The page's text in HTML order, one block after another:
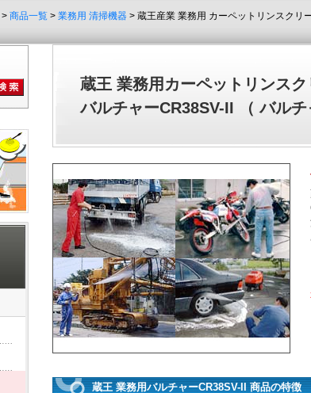
> 商品一覧 > 業務用 清掃機器 > 蔵王産業 業務用 カーペットリンスクリ
蔵王 業務用カーペットリンスク
バルチャーCR38SV-II （ バルチ
蔵王 業務用バルチャーCR38SV-II 商品の特徴